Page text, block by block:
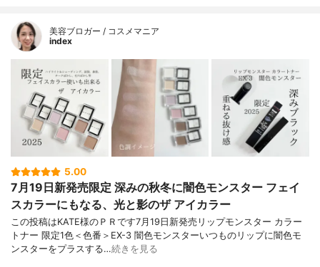
美容ブロガー / コスメマニア
index
5.00
7月19日新発売限定 深みの秋冬に闇色モンスター フェイ
スカラーにもなる、光と影のザ アイカラー
この投稿はKATE様のＰＲです7月19日新発売リップモンスター カラー
トナー 限定1色＜色番＞EX-3 闇色モンスターいつものリップに闇色モ
ンスターをプラスする…続きを見る